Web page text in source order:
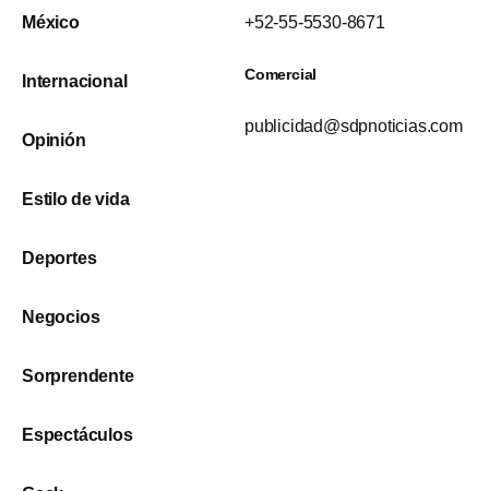
México
Internacional
Opinión
Estilo de vida
Deportes
Negocios
Sorprendente
Espectáculos
+52-55-5530-8671
Comercial
publicidad@sdpnoticias.com